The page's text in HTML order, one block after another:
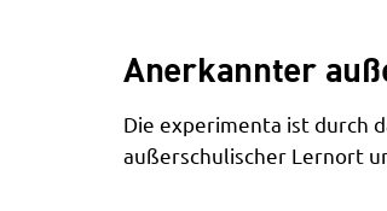
Anerkannter
Die experimenta ist durch
außerschulischer Lernort